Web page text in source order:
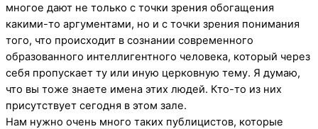
многое дают не только с точки зрения обогащения
какими-то аргументами, но и с точки зрения понимания
того, что происходит в сознании современного
образованного интеллигентного человека, который через
себя пропускает ту или иную церковную тему. Я думаю,
что вы тоже знаете имена этих людей. Кто-то из них
присутствует сегодня в этом зале.
Нам нужно очень много таких публицистов, которые